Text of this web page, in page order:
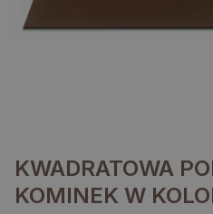
KWADRATOWA
KOMINEK W